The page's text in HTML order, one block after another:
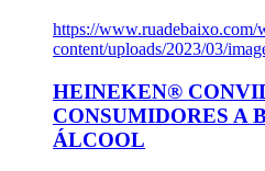
https://www.ruadebaixo.com/
content/uploads/2023/03/
HEINEKEN®
CONSUMIDORES A
ÁLCOOL